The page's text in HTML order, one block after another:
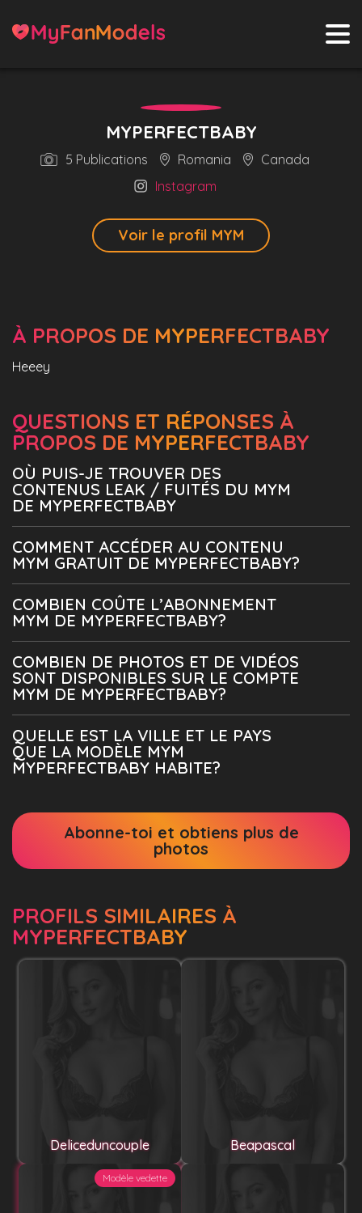
MYPERFECTBABY
5 Publications Romania
Canada
Instagram
Voir le profil MYM
À PROPOS DE MYPERFECTBABY
Heeey
QUESTIONS ET RÉPONSES À
PROPOS DE MYPERFECTBABY
OÙ PUIS-JE TROUVER DES
CONTENUS LEAK / FUITÉS DU MYM
DE MYPERFECTBABY
COMMENT ACCÉDER AU CONTENU
MYM GRATUIT DE MYPERFECTBABY?
COMBIEN COÛTE L’ABONNEMENT
MYM DE MYPERFECTBABY?
COMBIEN DE PHOTOS ET DE VIDÉOS
SONT DISPONIBLES SUR LE COMPTE
MYM DE MYPERFECTBABY?
QUELLE EST LA VILLE ET LE PAYS
QUE LA MODÈLE MYM
MYPERFECTBABY HABITE?
Abonne-toi et obtiens plus de
photos
PROFILS SIMILAIRES À
MYPERFECTBABY
Deliceduncouple Beapascal
Modèle vedette